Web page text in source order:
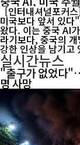
[인터내셔널포커
미국보다 앞서 있다
왔다. 이는 중국 AI
라기보다, 중국의
강한 인상을 남기고
실시간뉴스
"출구가 없었다
명 사망